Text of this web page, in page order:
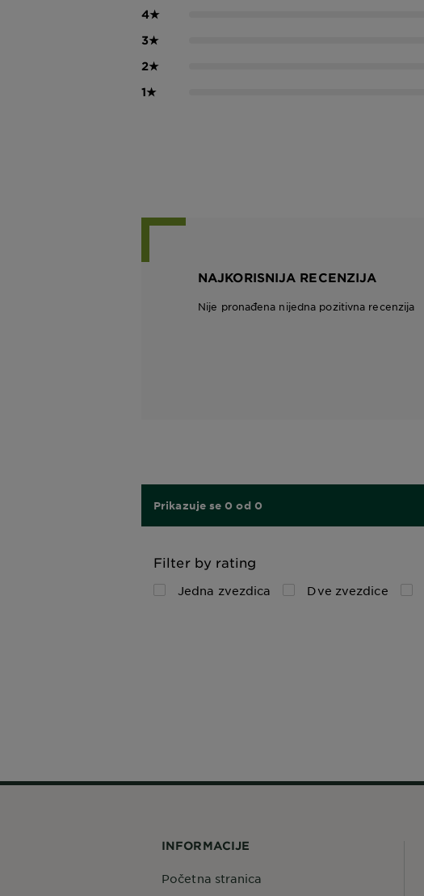
4★
3★
2★
1★
NAJKORISNIJA RECENZIJA
Nije pronađena nijedna pozitivna recenzija
Prikazuje se 0 od 0
Filter by rating
Jedna zvezdica Dve zvezdice
INFORMACIJE
Početna stranica